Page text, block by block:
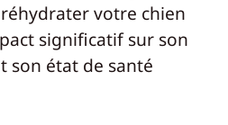
votre chien
significatif sur son
son état de santé